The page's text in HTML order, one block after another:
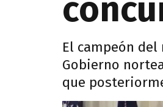
El campeón
Gobierno
que